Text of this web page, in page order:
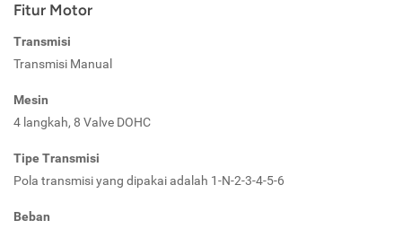
Fitur Motor
Transmisi
Transmisi Manual
Mesin
4 langkah, 8 Valve DOHC
Tipe Transmisi
Pola transmisi yang dipakai adalah 1-N-2-3-4-5-6
Beban